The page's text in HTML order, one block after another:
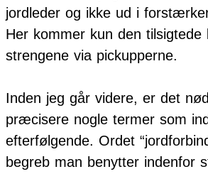
jordleder og ikke ud i
Her kommer kun den tilsigtede
strengene via pickupperne.
Inden jeg går videre, er det
præcisere nogle termer som
efterfølgende. Ordet
begreb man benytter indenfor